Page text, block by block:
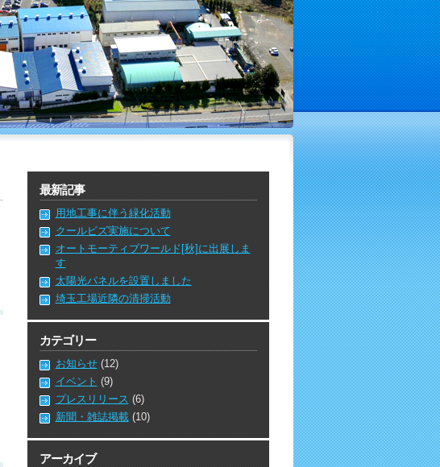
最新記事
用地工事に伴う緑化活動
クールビズ実施について
オートモーティブワールド[秋]に出展しま
す
太陽光パネルを設置しました
埼玉工場近隣の清掃活動
カテゴリー
お知らせ(12)
イベント(9)
プレスリリース(6)
新聞・雑誌掲載(10)
アーカイブ